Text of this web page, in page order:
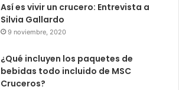
Así es vivir un crucero: Entrevista a
Silvia Gallardo
9 noviembre, 2020
¿Qué incluyen los paquetes de
bebidas todo incluido de MSC
Cruceros?